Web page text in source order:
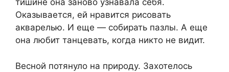
тишине она заново узнавала себя.
Оказывается, ей нравится рисовать
акварелью. И еще — собирать пазлы. А еще
она любит танцевать, когда никто не видит.
Весной потянуло на природу. Захотелось